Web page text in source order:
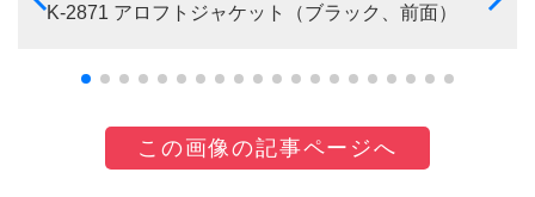
K-2871 アロフトジャケット（ブラック、前面）
この画像の記事ページへ